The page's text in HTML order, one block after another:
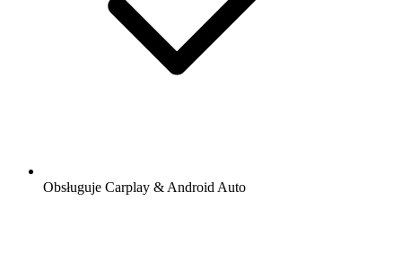
Obsługuje Carplay & Android Auto